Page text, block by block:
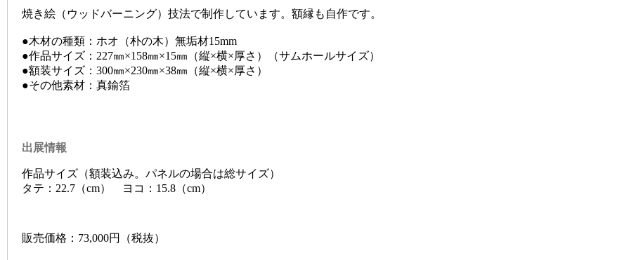
焼き絵（ウッドバーニング）技法で制作しています。額縁も自作です。
●木材の種類：ホオ（朴の木）無垢材15mm
●作品サイズ：227㎜×158㎜×15㎜（縦×横×厚さ）（サムホールサイズ）
●額装サイズ：300㎜×230㎜×38㎜（縦×横×厚さ）
●その他素材：真鍮箔
出展情報
作品サイズ（額装込み。パネルの場合は総サイズ）
タテ：22.7（cm） ヨコ：15.8（cm）
販売価格：73,000円（税抜）